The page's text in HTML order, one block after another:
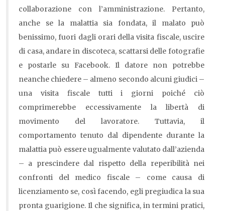
collaborazione con l’amministrazione. Pertanto,
anche se la malattia sia fondata, il malato può
benissimo, fuori dagli orari della visita fiscale, uscire
di casa, andare in discoteca, scattarsi delle fotografie
e postarle su Facebook. Il datore non potrebbe
neanche chiedere – almeno secondo alcuni giudici –
una visita fiscale tutti i giorni poiché ciò
comprimerebbe eccessivamente la libertà di
movimento del lavoratore. Tuttavia, il
comportamento tenuto dal dipendente durante la
malattia può essere ugualmente valutato dall’azienda
– a prescindere dal rispetto della reperibilità nei
confronti del medico fiscale – come causa di
licenziamento se, così facendo, egli pregiudica la sua
pronta guarigione. Il che significa, in termini pratici,